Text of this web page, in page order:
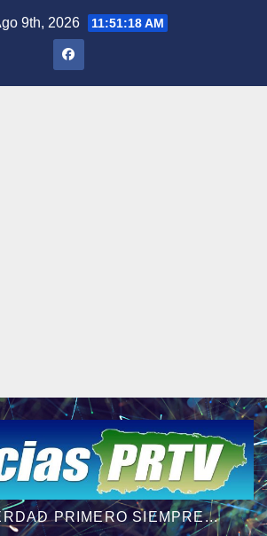
9th, 2026 11:51:19 AM
PRIMERO SIEMPRE...